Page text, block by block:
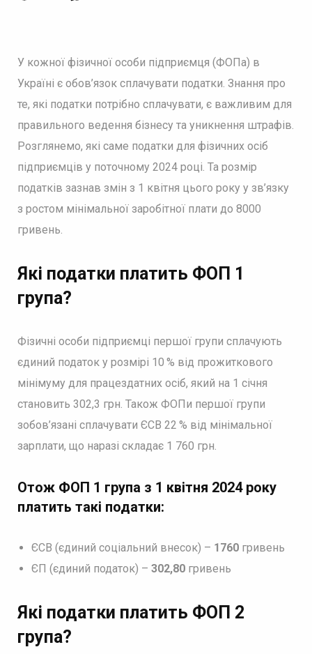
У кожної фізичної особи підприємця (ФОПа) в
Україні є обов’язок сплачувати податки. Знання про
те, які податки потрібно сплачувати, є важливим для
правильного ведення бізнесу та уникнення штрафів.
Розглянемо, які саме податки для фізичних осіб
підприємців у поточному 2024 році. Та розмір
податків зазнав змін з 1 квітня цього року у зв’язку
з ростом мінімальної заробітної плати до 8000
гривень.
Які податки платить ФОП 1
група?
Фізичні особи підприємці першої групи сплачують
єдиний податок у розмірі 10 % від прожиткового
мінімуму для працездатних осіб, який на 1 січня
становить 302,3 грн. Також ФОПи першої групи
зобов’язані сплачувати ЄСВ 22 % від мінімальної
зарплати, що наразі складає 1 760 грн.
Отож ФОП 1 група з 1 квітня 2024 року
платить такі податки:
ЄСВ (єдиний соціальний внесок) – 1760гривень
ЄП (єдиний податок) – 302,80гривень
Які податки платить ФОП 2
група?